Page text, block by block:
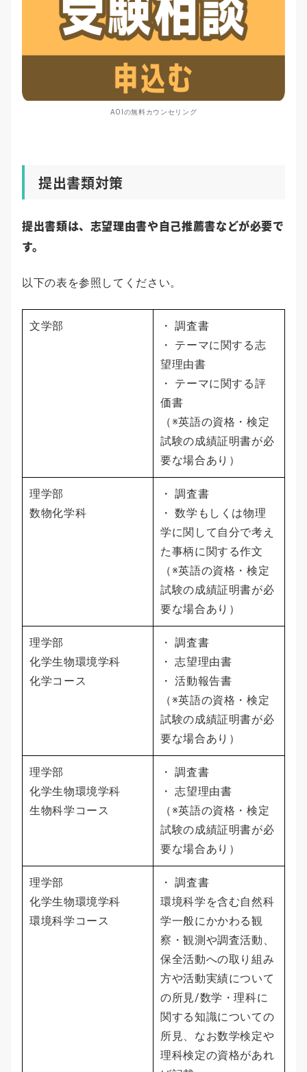
AOIの無料カウンセリング
提出書類対策
提出書類は、志望理由書や自己推薦書などが必要で
す。
以下の表を参照してください。
文学部
・ 調査書
・ テーマに関する志
望理由書
・ テーマに関する評
価書
（※英語の資格・検定
試験の成績証明書が必
要な場合あり）
理学部
数物化学科
・ 調査書
・ 数学もしくは物理
学に関して自分で考え
た事柄に関する作文
（※英語の資格・検定
試験の成績証明書が必
要な場合あり）
理学部
化学生物環境学科
化学コース
・ 調査書
・ 志望理由書
・ 活動報告書
（※英語の資格・検定
試験の成績証明書が必
要な場合あり）
理学部
化学生物環境学科
生物科学コース
・ 調査書
・ 志望理由書
（※英語の資格・検定
試験の成績証明書が必
要な場合あり）
理学部
化学生物環境学科
環境科学コース
・ 調査書
環境科学を含む自然科
学一般にかかわる観
察・観測や調査活動、
保全活動への取り組み
方や活動実績について
の所見/数学・理科に
関する知識についての
所見、なお数学検定や
理科検定の資格があれ